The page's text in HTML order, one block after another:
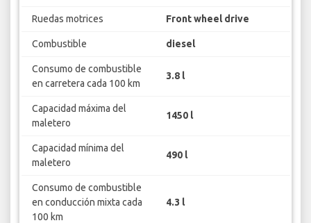
Ruedas motrices Front wheel drive
Combustible diesel
Consumo de combustible
en carretera cada 100 km
3.8 l
Capacidad máxima del
maletero
1450 l
Capacidad mínima del
maletero
490 l
Consumo de combustible
en conducción mixta cada
100 km
4.3 l